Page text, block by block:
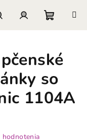
košík
so
1104A